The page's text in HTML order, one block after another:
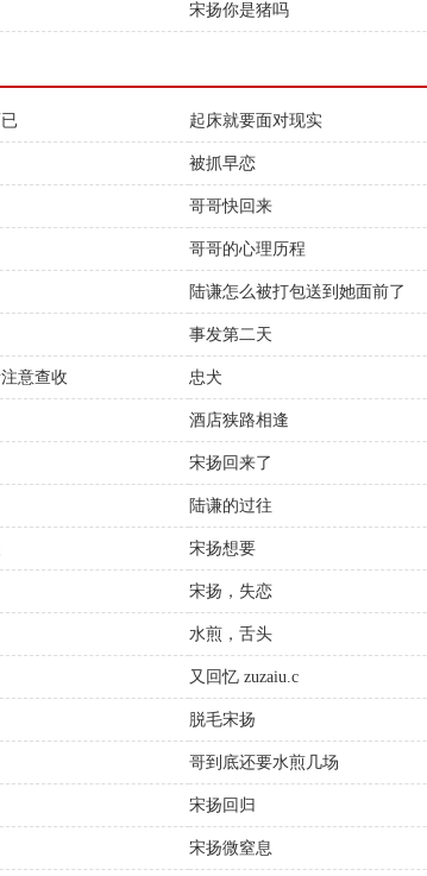
宋扬你是猪吗
起床就要面对现实
被抓早恋
哥哥快回来
哥哥的心理历程
陆谦怎么被打包送到她面前了
事发第二天
意查收 忠犬
酒店狭路相逢
宋扬回来了
陆谦的过往
宋扬想要
宋扬，失恋
水煎，舌头
又回忆 zuzaiu.c
脱毛宋扬
哥到底还要水煎几场
宋扬回归
宋扬微窒息